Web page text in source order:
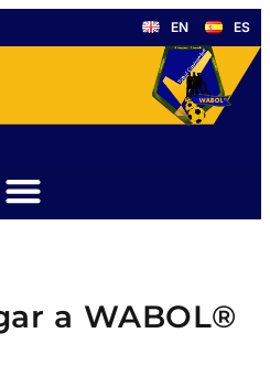
EN ES
a WABOL®